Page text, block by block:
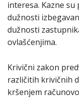
interesa. Kazne
dužnosti
dužnosti
ovlašćenjima.
Krivični zakon
različitih krivičnih
kršenjem